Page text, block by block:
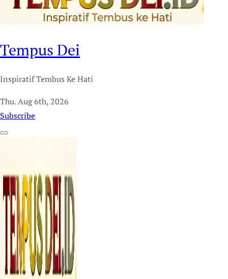
Tempus Dei
Inspiratif Tembus Ke Hati
Thu. Aug 6th, 2026
Subscribe